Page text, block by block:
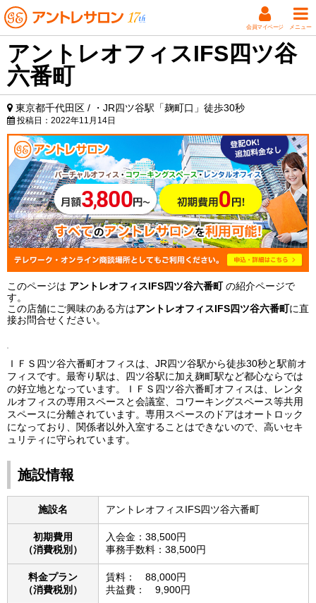
会員マイページ メニュー
アントレオフィスIFS四ツ谷
六番町
東京都千代田区 / ・JR四ツ谷駅「麹町口」徒歩30秒
投稿日： 2022年11月14日
このページは アントレオフィスIFS四ツ谷六番町の紹介ページで
す。
この店舗にご興味のある方はアントレオフィスIFS四ツ谷六番町に直
接お問合せください。
ＩＦＳ四ツ谷六番町オフィスは、JR四ツ谷駅から徒歩30秒と駅前オ
フィスです。最寄り駅は、四ツ谷駅に加え麹町駅など都心ならでは
の好立地となっています。ＩＦＳ四ツ谷六番町オフィスは、レンタ
ルオフィスの専用スペースと会議室、コワーキングスペース等共用
スペースに分離されています。専用スペースのドアはオートロック
になっており、関係者以外入室することはできないので、高いセキ
ュリティに守られています。
施設情報
施設名 アントレオフィスIFS四ツ谷六番町
初期費用
（消費税別）
入会金：38,500円
事務手数料：38,500円
料金プラン
（消費税別）
賃料： 88,000円
共益費： 9,900円